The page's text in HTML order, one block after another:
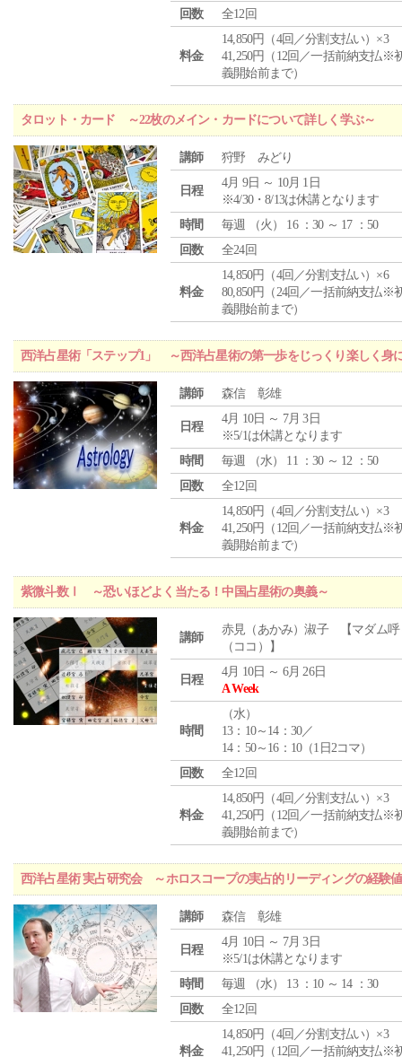
回数
全12回
料金
14,850円（4回／分割支払い）×3
41,250円（12回／一括前納支払※
義開始前まで）
タロット・カード ～22枚のメイン・カードについて詳しく学ぶ～
講師 狩野 みどり
日程
4月 9日 ～ 10月 1日
※4/30・8/13は休講となります
時間
毎週 （火 ） 16 ：30 ～ 17 ：50
回数
全24回
料金
14,850円（4回／分割支払い）×6
80,850円（24回／一括前納支払※
義開始前まで）
西洋占星術「ステップ1」 ～西洋占星術の第一歩をじっくり楽しく身
講師 森信 彰雄
日程
4月 10日 ～ 7月 3日
※5/1は休講となります
時間
毎週 （水） 11 ：30 ～ 12 ：50
回数
全12回
料金
14,850円（4回／分割支払い）×3
41,250円（12回／一括前納支払※
義開始前まで）
紫微斗数Ⅰ ～恐いほどよく当たる！中国占星術の奥義～
講師
赤見（あかみ）淑子 【マダム呼
（ココ）】
日程
4月 10日 ～ 6月 26日
A Week
時間
（水）
13：10～14：30／
14：50～16：10（1日2コマ）
回数
全12回
料金
14,850円（4回／分割支払い）×3
41,250円（12回／一括前納支払※
義開始前まで）
西洋占星術 実占研究会 ～ホロスコープの実占的リーディングの経験
講師 森信 彰雄
日程
4月 10日 ～ 7月 3日
※5/1は休講となります
時間
毎週 （水） 13 ：10 ～ 14 ：30
回数
全12回
料金
14,850円（4回／分割支払い）×3
41,250円（12回／一括前納支払※